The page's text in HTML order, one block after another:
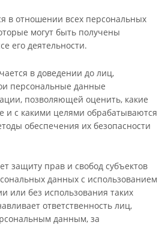
в отношении всех персональных
могут быть получены
его деятельности.
в доведении до лиц,
персональные данные
позволяющей оценить, какие
и с какими целями обрабатываются
обеспечения их безопасности
защиту прав и свобод субъектов
данных с использованием
или без использования таких
ответственность лиц,
данным, за